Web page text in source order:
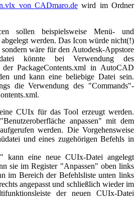
von CADmaro.dewird im Ordner
sollen beispielsweise Menü- und
werden. Das Icon würde nicht(!)
wäre für den Autodesk-Appstore
könnte bei Verwendung des
PackageContents.xml in AutoCAD
und kann eine beliebige Datei sein.
die Verwendung des "Commands"-
CUIx für das Tool erzeugt werden.
anpassen" mit dem
werden. Die Vorgehensweise
und eines zugehörigen Befehls in
kann eine neue CUIx-Datei angelegt
sie im Register "Anpassen" oben links
im Bereich der Befehlsliste unten links
angepasst und schließlich wieder im
der neuen CUIx-Datei